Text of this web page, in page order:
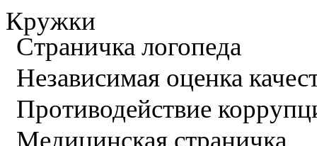
Кружки
Страничка логопеда
Независимая оценка
Противодействие
Медицинская страничка